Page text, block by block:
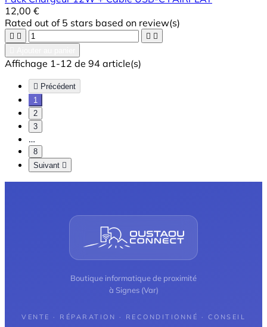
12,00 €
Rated out of 5 stars based on review(s)
   
Affichage 1-12 de 94 article(s)
 Précédent
1
2
3
…
8
Suivant 
Boutique informatique de proximité
à Signes (Var)
VENTE · RÉPARATION · RECONDITIONNÉ · CONSEIL